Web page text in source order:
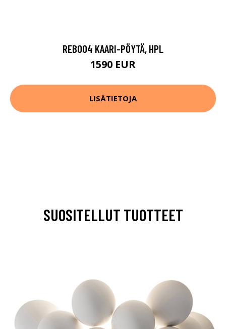
REB004 KAARI-PÖYTÄ, HPL
1590 EUR
LISÄTIETOJA
SUOSITELLUT TUOTTEET